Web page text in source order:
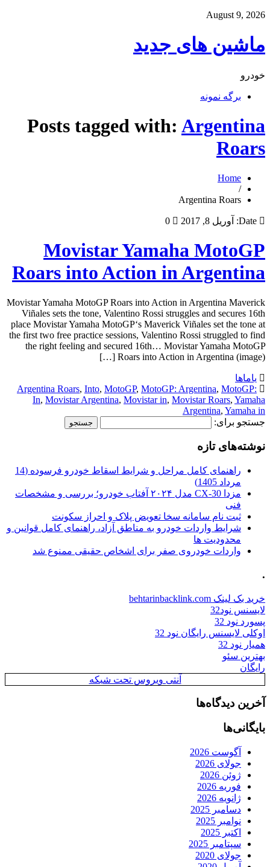
August 9, 2026
ماشین های جدید
خودرو
برگه نمونه
Posts tagged with: Argentina
Roars
Home
/
Argentina Roars
Date: آوریل 8, 2017 0
Movistar Yamaha MotoGP
Roars into Action in Argentina
Movistar Yamaha MotoGP Roars into Action in Argentina Maverick
Viñales sets the tone, Valentino Rossi struggles and secures 16th
place Movistar Yamaha MotoGP‘s Maverick Viñales set the tone at
the first two free practice sessions, Valentino Rossi struggled to find
the right feeling and secured 16th… Movistar Yamaha MotoGP
Roars into Action in Argentina (image) […]
یاماها
Argentina Roars, Into, MotoGP, MotoGP: Argentina, MotoGP:
In, Movistar Argentina, Movistar in, Movistar Roars, Yamaha
Argentina, Yamaha in
جستجو برای:
نوشته‌های تازه
راهنمای کامل مراحل و شرایط اسقاط خودرو فرسوده (14
مرداد 1405)
مزدا CX-30 مدل ۲۰۲۴ آفتاب خودرو؛ بررسی و مشخصات
فنی
ثبت نام سامانه سخا تعویض پلاک و احراز سکونت
شرایط واردات خودرو به مناطق آزاد، راهنمای کامل قوانین و
محدودیت ها
واردات خودروی صفر برای اشخاص حقیقی ممنوع شد
.
خرید بک لینک behtarinbacklink.com
لایسنس نود32
پسورد نود 32
اوکلی لایسنس رایگان نود 32
همیار نود 32
بهترین سئو
رایگان
آنتی ویروس تحت شبکه
آخرین دیدگاه‌ها
بایگانی‌ها
آگوست 2026
جولای 2026
ژوئن 2026
فوریه 2026
ژانویه 2026
دسامبر 2025
نوامبر 2025
اکتبر 2025
سپتامبر 2025
جولای 2020